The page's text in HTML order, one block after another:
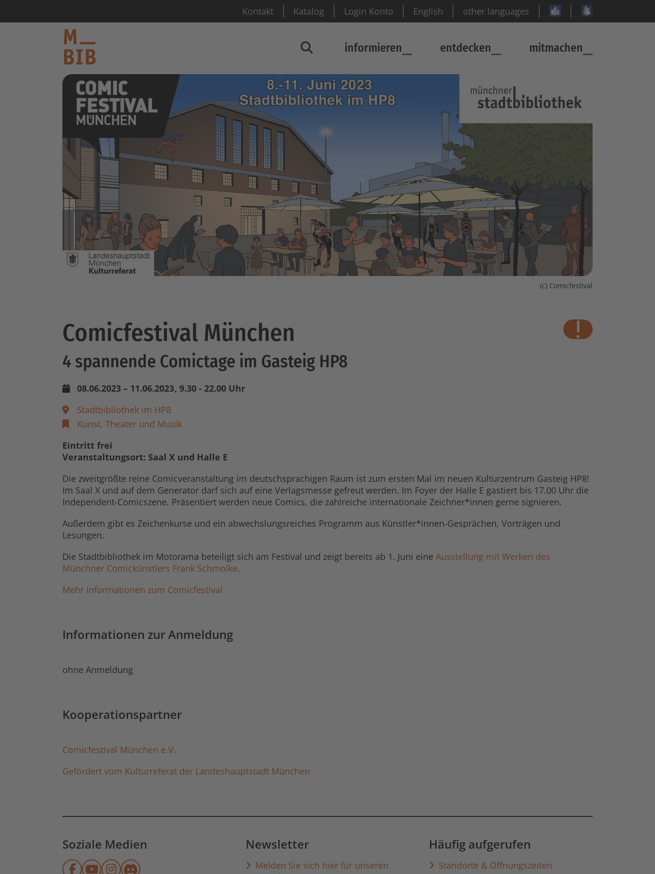
Kontakt Katalog Login Konto English other languages
Suchfensterinformieren entdecken mitmachen
(c) Comicfestival
Comicfestival München
4 spannende Comictage im Gasteig HP8
08.06.2023 – 11.06.2023, 9.30 - 22.00 Uhr
Stadtbibliothek im HP8
Kunst, Theater und Musik
Eintritt frei
Veranstaltungsort: Saal X und Halle E
Die zweitgrößte reine Comicveranstaltung im deutschsprachigen Raum ist zum ersten Mal im neuen Kulturzentrum Gasteig HP8!
Im Saal X und auf dem Generator darf sich auf eine Verlagsmesse gefreut werden. Im Foyer der Halle E gastiert bis 17.00 Uhr die
Independent-Comicszene. Präsentiert werden neue Comics, die zahlreiche internationale Zeichner*innen gerne signieren.
Außerdem gibt es Zeichenkurse und ein abwechslungsreiches Programm aus Künstler*innen-Gesprächen, Vorträgen und
Lesungen.
Die Stadtbibliothek im Motorama beteiligt sich am Festival und zeigt bereits ab 1. Juni eine Ausstellung mit Werken des
Münchner Comickünstlers Frank Schmolke.
Mehr Informationen zum Comicfestival
Informationen zur Anmeldung
ohne Anmeldung
Kooperationspartner
Comicfestival München e.V.
Gefördert vom Kulturreferat der Landeshauptstadt München
informieren
Login Konto
other languages
Soziale Medien
Newsletter
Melden Sie sich hier für unseren
Häufig aufgerufen
Standorte & Öffnungszeiten